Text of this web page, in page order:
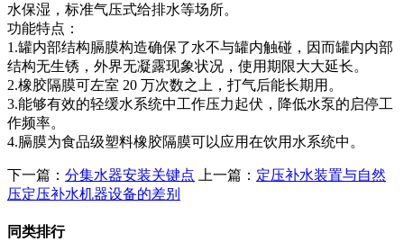
水保湿，标准气压式给排水等场所。
功能特点：
1.罐内部结构膈膜构造确保了水不与罐内触碰，因而罐内内部
结构无生锈，外界无凝露现象状况，使用期限大大延长。
2.橡胶隔膜可左室 20 万次数之上，打气后能长期用。
3.能够有效的轻缓水系统中工作压力起伏，降低水泵的启停工
作频率。
4.膈膜为食品级塑料橡胶隔膜可以应用在饮用水系统中。
下一篇： 分集水器安装关键点 上一篇： 定压补水装置与自然
压定压补水机器设备的差别
同类排行